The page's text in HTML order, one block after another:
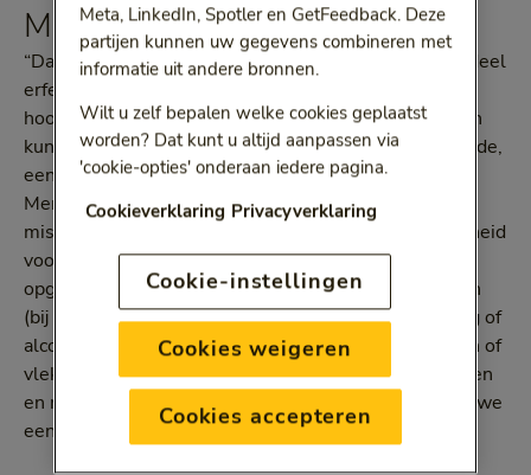
Migraine
“Daarnaast is er migraine. Die is voor een belangrijk deel
erfelijk bepaald en kenmerkt zich door
hoofdpijnaanvallen die enkele uren tot wel drie dagen
kunnen duren. Patiënten ervaren een heftige, bonzende,
eenzijdige hoofdpijn, die erger wordt bij inspanning.
Mensen die deze hoofdpijn hebben, zijn vaak ook
misselijk en moeten soms braken. Ook overgevoeligheid
voor licht en geluid komt voor. De aanvallen worden
opgewekt door bijvoorbeeld hormoonschommelingen
(bij de menstruatie), door stress, slaaptekort, voeding of
alcohol. Soms zien mensen met migraine flikkeringen of
vlekken voordat de hoofdpijn begint, die zich uitbreiden
en minuten tot maximaal een uur duren. Dit noemen we
een aura.”
Meta, LinkedIn, Spotler en GetFeedback. Deze
partijen kunnen uw gegevens combineren met
informatie uit andere bronnen.
Wilt u zelf bepalen welke cookies geplaatst
worden? Dat kunt u altijd aanpassen via
'cookie-opties' onderaan iedere pagina.
Cookieverklaring Privacyverklaring
Cookie-instellingen
Cookies weigeren
Cookies accepteren